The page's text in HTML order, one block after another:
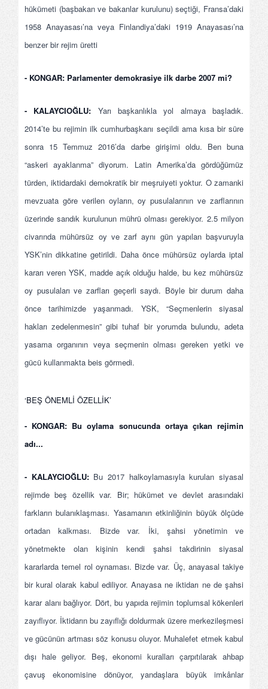
hükümeti (başbakan ve bakanlar kurulunu) seçtiği, Fransa’daki
1958 Anayasası’na veya Finlandiya’daki 1919 Anayasası’na
benzer bir rejim üretti
- KONGAR: Parlamenter demokrasiye ilk darbe 2007 mi?
- KALAYCIOĞLU: Yarı başkanlıkla yol almaya başladık.
2014’te bu rejimin ilk cumhurbaşkanı seçildi ama kısa bir süre
sonra 15 Temmuz 2016’da darbe girişimi oldu. Ben buna
“askeri ayaklanma” diyorum. Latin Amerika’da gördüğümüz
türden, iktidardaki demokratik bir meşruiyeti yoktur. O zamanki
mevzuata göre verilen oyların, oy pusulalarının ve zarflarının
üzerinde sandık kurulunun mührü olması gerekiyor. 2.5 milyon
civarında mühürsüz oy ve zarf aynı gün yapılan başvuruyla
YSK’nin dikkatine getirildi. Daha önce mühürsüz oylarda iptal
kararı veren YSK, madde açık olduğu halde, bu kez mühürsüz
oy pusulaları ve zarfları geçerli saydı. Böyle bir durum daha
önce tarihimizde yaşanmadı. YSK, “Seçmenlerin siyasal
hakları zedelenmesin” gibi tuhaf bir yorumda bulundu, adeta
yasama organının veya seçmenin olması gereken yetki ve
gücü kullanmakta beis görmedi.
‘BEŞ ÖNEMLİ ÖZELLİK’
- KONGAR: Bu oylama sonucunda ortaya çıkan rejimin
adı...
- KALAYCIOĞLU: Bu 2017 halkoylamasıyla kurulan siyasal
rejimde beş özellik var. Bir; hükümet ve devlet arasındaki
farkların bulanıklaşması. Yasamanın etkinliğinin büyük ölçüde
ortadan kalkması. Bizde var. İki, şahsi yönetimin ve
yönetmekte olan kişinin kendi şahsi takdirinin siyasal
kararlarda temel rol oynaması. Bizde var. Üç, anayasal takiye
bir kural olarak kabul ediliyor. Anayasa ne iktidarı ne de şahsi
karar alanı bağlıyor. Dört, bu yapıda rejimin toplumsal kökenleri
zayıflıyor. İktidarın bu zayıflığı doldurmak üzere merkezileşmesi
ve gücünün artması söz konusu oluyor. Muhalefet etmek kabul
dışı hale geliyor. Beş, ekonomi kuralları çarpıtılarak ahbap
çavuş ekonomisine dönüyor, yandaşlara büyük imkânlar